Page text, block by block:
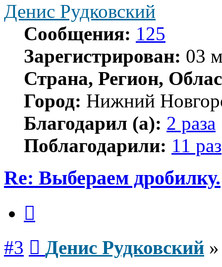
Денис Рудковский
Сообщения: 125
Зарегистрирован: 03
Страна, Регион,
Город: Нижний
Благодарил (а): 2 раза
Поблагодарили: 11 раз
Re: Выбераем дробилку.
#3 Денис Рудковский